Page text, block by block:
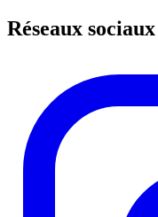
Réseaux sociaux